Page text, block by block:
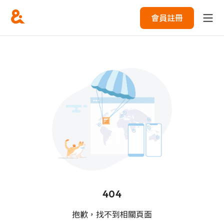
會員註冊
404
抱歉，找不到相關頁面